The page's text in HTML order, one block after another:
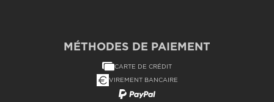
MÉTHODES DE PAIEMENT
CARTE DE CRÉDIT
VIREMENT BANCAIRE